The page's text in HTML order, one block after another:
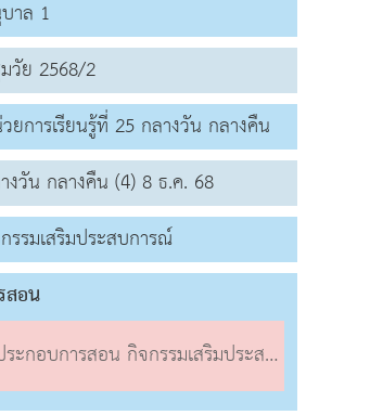
าล 1
วัย 2568/2
ยการเรียนรู้ที่ 25 กลางวัน กลางคืน
งวัน กลางคืน (4) 8 ธ.ค. 68
รรมเสริมประสบการณ์
สอน
ะกอบการสอน กิจกรรมเสริมประสบการณ์